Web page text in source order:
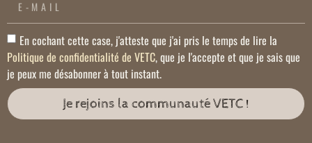
En cochant cette case, j'atteste que j'ai pris le temps de lire la
Politique de confidentialité de VETC, que je l'accepte et que je sais que
je peux me désabonner à tout instant.
Je rejoins la communauté VETC !